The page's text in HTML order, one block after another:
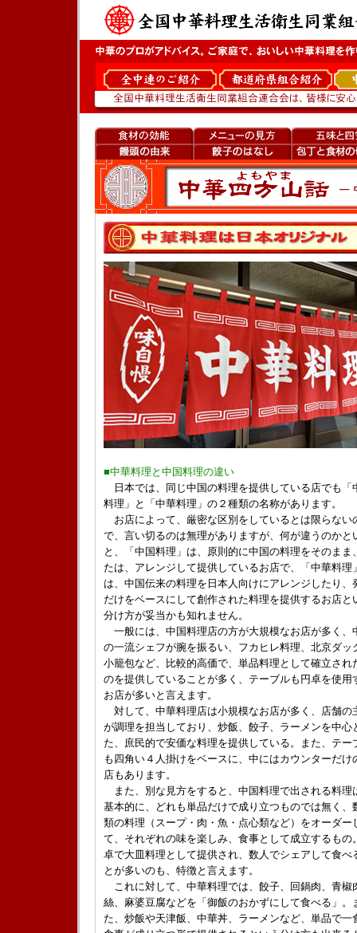
■中華料理と中国料理の違い
日本では、同じ中国の料理を提供している店でも「
料理」と「中華料理」の２種類の名称があります。
お店によって、厳密な区別をしているとは限らない
で、言い切るのは無理がありますが、何が違うのかと
と、「中国料理」は、原則的に中国の料理をそのまま
たは、アレンジして提供しているお店で、「中華料理
は、中国伝来の料理を日本人向けにアレンジしたり、
だけをベースにして創作された料理を提供するお店と
分け方が妥当かも知れません。
一般には、中国料理店の方が大規模なお店が多く、
の一流シェフが腕を振るい、フカヒレ料理、北京ダッ
小籠包など、比較的高価で、単品料理として確立され
のを提供していることが多く、テーブルも円卓を使用
お店が多いと言えます。
対して、中華料理店は小規模なお店が多く、店舗の
が調理を担当しており、炒飯、餃子、ラーメンを中心
た、庶民的で安価な料理を提供している。また、テー
も四角い４人掛けをベースに、中にはカウンターだけ
店もあります。
また、別な見方をすると、中国料理で出される料理
基本的に、どれも単品だけで成り立つものでは無く、
類の料理（スープ・肉・魚・点心類など）をオーダー
て、それぞれの味を楽しみ、食事として成立するもの
卓で大皿料理として提供され、数人でシェアして食べ
とが多いのも、特徴と言えます。
これに対して、中華料理では、餃子、回鍋肉、青椒
絲、麻婆豆腐などを「御飯のおかずにして食べる」。
た、炒飯や天津飯、中華丼、ラーメンなど、単品で一